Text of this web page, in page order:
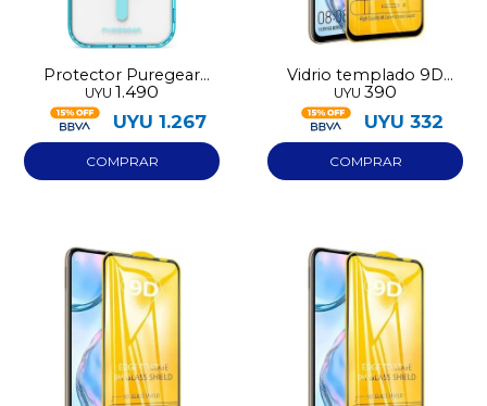
Protector Puregear
Slimshell Iphone 14 Pro
UYU 1.490
UYU 1.267
Vidrio templado 9D
Iphone 12
UYU 390
UYU 332